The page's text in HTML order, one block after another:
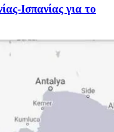
Ισπανίας για το